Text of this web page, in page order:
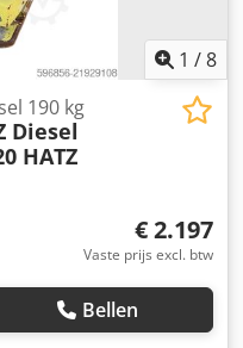
1 /8
190 kg
Diesel
HATZ
€ 2.197
Vaste prijs excl. btw
Bellen